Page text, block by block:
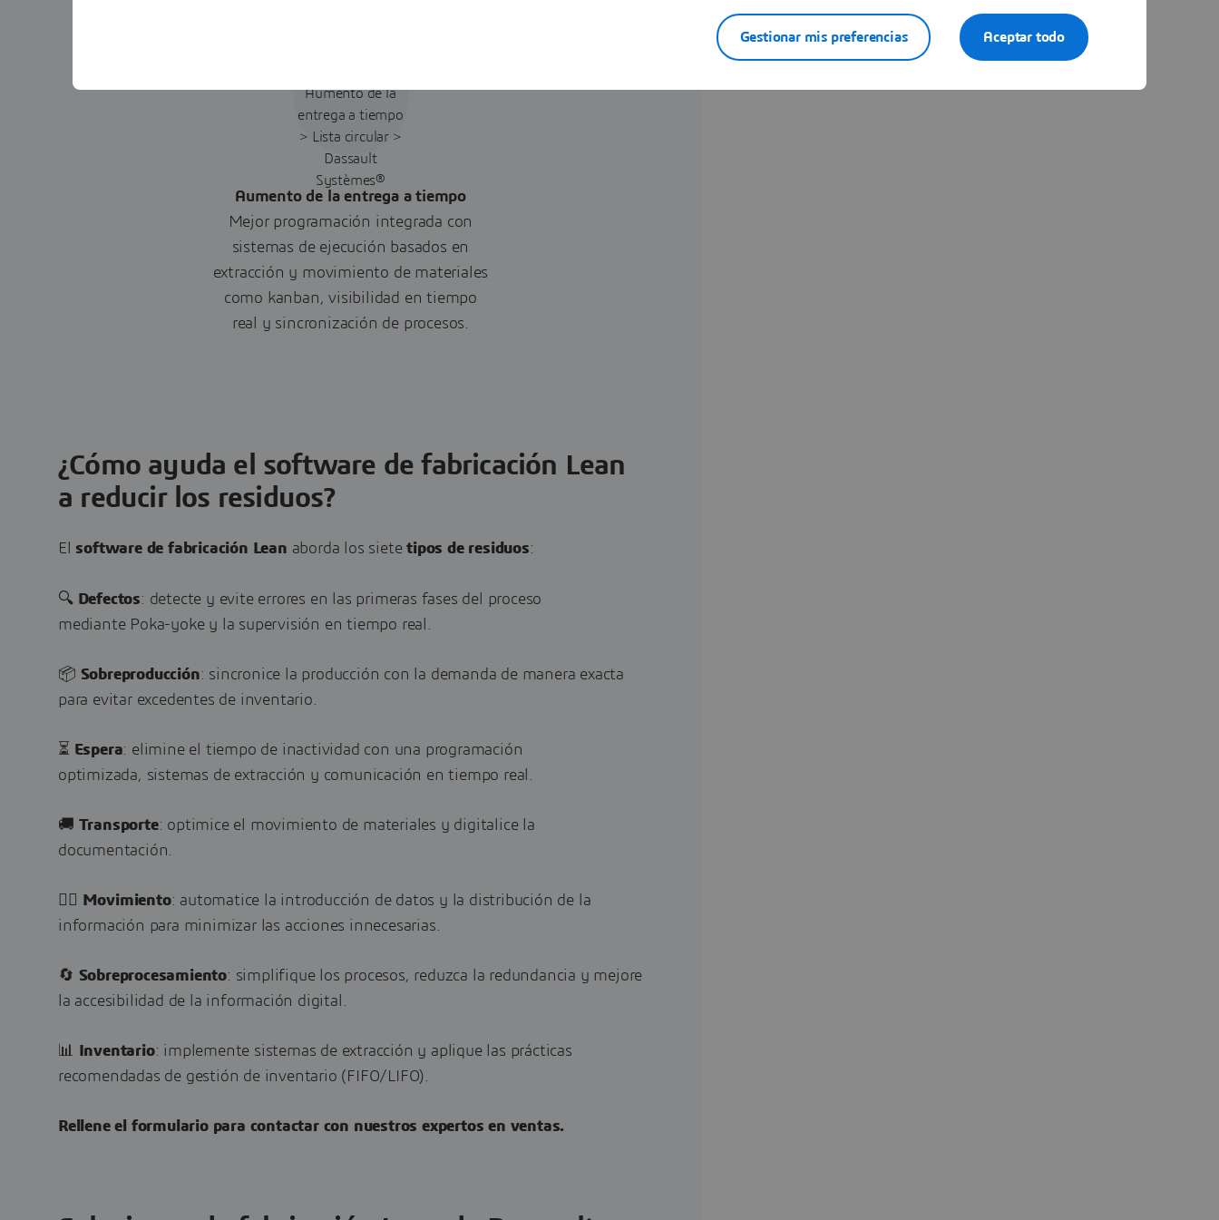
Aumento de la entrega a tiempo
Mejor programación integrada con
sistemas de ejecución basados en
extracción y movimiento de materiales
como kanban, visibilidad en tiempo
real y sincronización de procesos.
¿Cómo ayuda el software de fabricación Lean
a reducir los residuos?
Elsoftware de fabricación Lean aborda los sietetipos de residuos:
🔍 Defectos: detecte y evite errores en las primeras fases del proceso
mediante Poka-yoke y la supervisión en tiempo real.
📦 Sobreproducción: sincronice la producción con la demanda de manera exacta
para evitar excedentes de inventario.
⏳ Espera: elimine el tiempo de inactividad con una programación
optimizada, sistemas de extracción y comunicación en tiempo real.
🚚 Transporte: optimice el movimiento de materiales y digitalice la
documentación.
🚶‍♂️ Movimiento: automatice la introducción de datos y la distribución de la
información para minimizar las acciones innecesarias.
🔄 Sobreprocesamiento: simplifique los procesos, reduzca la redundancia y mejore
la accesibilidad de la información digital.
📊 Inventario: implemente sistemas de extracción y aplique las prácticas
recomendadas de gestión de inventario (FIFO/LIFO).
Rellene el formulario para contactar con nuestros expertos en ventas.
Aceptar todo
Gestionar mis preferencias